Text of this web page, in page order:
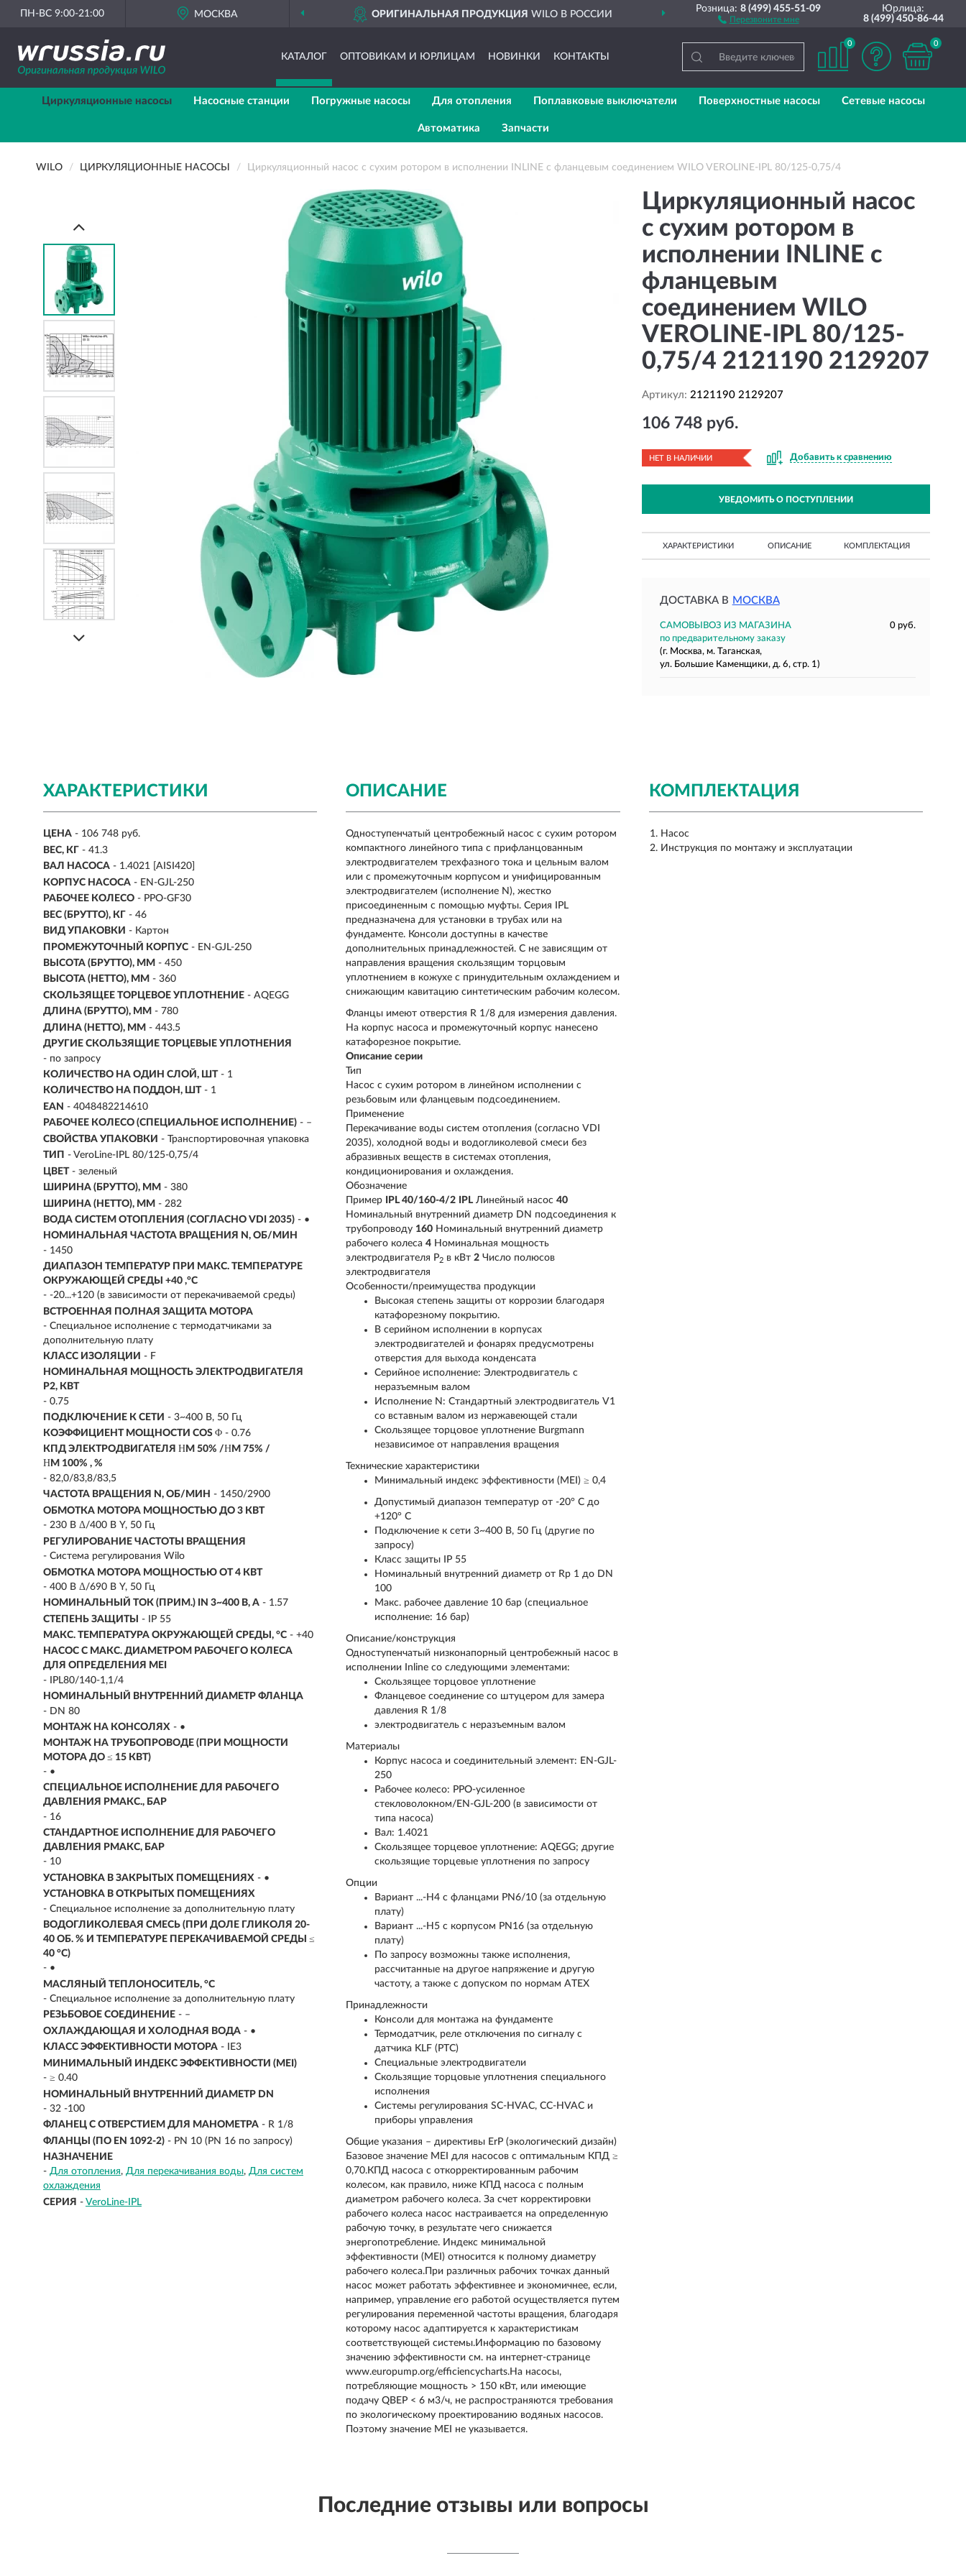
ПН-ВС 9:00-21:00 МОСКВА ОРИГИНАЛЬНАЯ ПРОДУКЦИЯWILO В РОССИИ ДОСТАВИМПО ВСЕЙ РОССИИ
Розница:8 (499) 455-51-09
Перезвоните мне
Юрлица:
8 (499) 450-86-44
КАТАЛОГ ОПТОВИКАМ И ЮРЛИЦАМ НОВИНКИ КОНТАКТЫ
0 0
Циркуляционные насосы Насосные станции Погружные насосы Для отопления Поплавковые выключатели Поверхностные насосы Сетевые насосы
Автоматика Запчасти
WILO ЦИРКУЛЯЦИОННЫЕ НАСОСЫ Циркуляционный насос с сухим ротором в исполнении INLINE с фланцевым соединением WILO VEROLINE-IPL 80/125-0,75/4
Циркуляционный насос
с сухим ротором в
исполнении INLINE с
фланцевым
соединением WILO
VEROLINE-IPL 80/125-
0,75/4 2121190 2129207
Артикул: 2121190 2129207
106 748 руб.
НЕТ В НАЛИЧИИ Добавить к сравнению
УВЕДОМИТЬ О ПОСТУПЛЕНИИ
ХАРАКТЕРИСТИКИ ОПИСАНИЕ КОМПЛЕКТАЦИЯ
ДОСТАВКА В МОСКВА
САМОВЫВОЗ ИЗ МАГАЗИНА
0 руб.
по предварительному заказу
(г. Москва, м. Таганская,
ул. Большие Каменщики, д. 6, стр. 1)
ХАРАКТЕРИСТИКИ
ЦЕНА - 106 748 руб.
ВЕС, КГ - 41.3
ВАЛ НАСОСА - 1.4021 [AISI420]
КОРПУС НАСОСА - EN-GJL-250
РАБОЧЕЕ КОЛЕСО - PPO-GF30
ВЕС (БРУТТО), КГ - 46
ВИД УПАКОВКИ - Картон
ПРОМЕЖУТОЧНЫЙ КОРПУС - EN-GJL-250
ВЫСОТА (БРУТТО), ММ - 450
ВЫСОТА (НЕТТО), ММ - 360
СКОЛЬЗЯЩЕЕ ТОРЦЕВОЕ УПЛОТНЕНИЕ - AQEGG
ДЛИНА (БРУТТО), ММ - 780
ДЛИНА (НЕТТО), ММ - 443.5
ДРУГИЕ СКОЛЬЗЯЩИЕ ТОРЦЕВЫЕ УПЛОТНЕНИЯ
- по запросу
КОЛИЧЕСТВО НА ОДИН СЛОЙ, ШТ - 1
КОЛИЧЕСТВО НА ПОДДОН, ШТ - 1
EAN - 4048482214610
РАБОЧЕЕ КОЛЕСО (СПЕЦИАЛЬНОЕ ИСПОЛНЕНИЕ) - –
СВОЙСТВА УПАКОВКИ - Транспортировочная упаковка
ТИП - VeroLine-IPL 80/125-0,75/4
ЦВЕТ - зеленый
ШИРИНА (БРУТТО), ММ - 380
ШИРИНА (НЕТТО), ММ - 282
ВОДА СИСТЕМ ОТОПЛЕНИЯ (СОГЛАСНО VDI 2035) - •
НОМИНАЛЬНАЯ ЧАСТОТА ВРАЩЕНИЯ N, ОБ/МИН
- 1450
ДИАПАЗОН ТЕМПЕРАТУР ПРИ МАКС. ТЕМПЕРАТУРЕ
ОКРУЖАЮЩЕЙ СРЕДЫ +40 ,°C
- -20...+120 (в зависимости от перекачиваемой среды)
ВСТРОЕННАЯ ПОЛНАЯ ЗАЩИТА МОТОРА
- Специальное исполнение с термодатчиками за
дополнительную плату
КЛАСС ИЗОЛЯЦИИ - F
НОМИНАЛЬНАЯ МОЩНОСТЬ ЭЛЕКТРОДВИГАТЕЛЯ
P2, КВТ
- 0.75
ПОДКЛЮЧЕНИЕ К СЕТИ - 3~400 В, 50 Гц
КОЭФФИЦИЕНТ МОЩНОСТИ COS Φ - 0.76
КПД ЭЛЕКТРОДВИГАТЕЛЯ ΗM 50% /ΗM 75% /
ΗM 100% , %
- 82,0/83,8/83,5
ЧАСТОТА ВРАЩЕНИЯ N, ОБ/МИН - 1450/2900
ОБМОТКА МОТОРА МОЩНОСТЬЮ ДО 3 КВТ
- 230 В Δ/400 В Y, 50 Гц
РЕГУЛИРОВАНИЕ ЧАСТОТЫ ВРАЩЕНИЯ
- Система регулирования Wilo
ОБМОТКА МОТОРА МОЩНОСТЬЮ ОТ 4 КВТ
- 400 В Δ/690 В Y, 50 Гц
НОМИНАЛЬНЫЙ ТОК (ПРИМ.) IN 3~400 В, А - 1.57
СТЕПЕНЬ ЗАЩИТЫ
- IP 55
МАКС. ТЕМПЕРАТУРА ОКРУЖАЮЩЕЙ СРЕДЫ, °C - +40
НАСОС С МАКС. ДИАМЕТРОМ РАБОЧЕГО КОЛЕСА
ДЛЯ ОПРЕДЕЛЕНИЯ MEI
- IPL80/140-1,1/4
НОМИНАЛЬНЫЙ ВНУТРЕННИЙ ДИАМЕТР ФЛАНЦА
- DN 80
МОНТАЖ НА КОНСОЛЯХ - •
МОНТАЖ НА ТРУБОПРОВОДЕ (ПРИ МОЩНОСТИ
МОТОРА ДО ≤ 15 КВТ)
- •
СПЕЦИАЛЬНОЕ ИСПОЛНЕНИЕ ДЛЯ РАБОЧЕГО
ДАВЛЕНИЯ PМАКС., БАР
- 16
СТАНДАРТНОЕ ИСПОЛНЕНИЕ ДЛЯ РАБОЧЕГО
ДАВЛЕНИЯ PМАКС, БАР
- 10
УСТАНОВКА В ЗАКРЫТЫХ ПОМЕЩЕНИЯХ - •
УСТАНОВКА В ОТКРЫТЫХ ПОМЕЩЕНИЯХ
- Специальное исполнение за дополнительную плату
ВОДОГЛИКОЛЕВАЯ СМЕСЬ (ПРИ ДОЛЕ ГЛИКОЛЯ 20-
40 ОБ. % И ТЕМПЕРАТУРЕ ПЕРЕКАЧИВАЕМОЙ СРЕДЫ ≤
40 °C)
- •
МАСЛЯНЫЙ ТЕПЛОНОСИТЕЛЬ, °C
- Специальное исполнение за дополнительную плату
РЕЗЬБОВОЕ СОЕДИНЕНИЕ - –
ОХЛАЖДАЮЩАЯ И ХОЛОДНАЯ ВОДА - •
КЛАСС ЭФФЕКТИВНОСТИ МОТОРА - IE3
МИНИМАЛЬНЫЙ ИНДЕКС ЭФФЕКТИВНОСТИ (MEI)
- ≥ 0.40
НОМИНАЛЬНЫЙ ВНУТРЕННИЙ ДИАМЕТР DN
- 32 -100
ФЛАНЕЦ С ОТВЕРСТИЕМ ДЛЯ МАНОМЕТРА - R 1/8
ФЛАНЦЫ (ПО EN 1092-2) - PN 10 (PN 16 по запросу)
НАЗНАЧЕНИЕ
- Для отопления Для перекачивания воды Для систем
охлаждения
СЕРИЯ - VeroLine-IPL
КОМПЛЕКТАЦИЯ
Насос
Инструкция по монтажу и эксплуатации
ОПИСАНИЕ
Одноступенчатый центробежный насос с сухим ротором
компактного линейного типа с прифланцованным
электродвигателем трехфазного тока и цельным валом
или с промежуточным корпусом и унифицированным
электродвигателем (исполнение N), жестко
присоединенным с помощью муфты. Серия IPL
предназначена для установки в трубах или на
фундаменте. Консоли доступны в качестве
дополнительных принадлежностей. С не зависящим от
направления вращения скользящим торцовым
уплотнением в кожухе с принудительным охлаждением и
снижающим кавитацию синтетическим рабочим колесом.
Фланцы имеют отверстия R 1/8 для измерения давления.
На корпус насоса и промежуточный корпус нанесено
катафорезное покрытие.
Описание серии
Тип
Насос с сухим ротором в линейном исполнении с
резьбовым или фланцевым подсоединением.
Применение
Перекачивание воды систем отопления (согласно VDI
2035), холодной воды и водогликолевой смеси без
абразивных веществ в системах отопления,
кондиционирования и охлаждения.
Обозначение
Пример
IPL 40/160-4/2 IPL Линейный насос40
Номинальный внутренний диаметр DN подсоединения к
трубопроводу 160 Номинальный внутренний диаметр
рабочего колеса4 Номинальная мощность
электродвигателя P2 в кВт2 Число полюсов
электродвигателя
Особенности/преимущества продукции
Высокая степень защиты от коррозии благодаря
катафорезному покрытию.
В серийном исполнении в корпусах
электродвигателей и фонарях предусмотрены
отверстия для выхода конденсата
Серийное исполнение: Электродвигатель с
неразъемным валом
Исполнение N: Стандартный электродвигатель V1
со вставным валом из нержавеющей стали
Скользящее торцовое уплотнение Burgmann
независимое от направления вращения
Технические характеристики
Минимальный индекс эффективности (MEI) ≥ 0,4
Допустимый диапазон температур от -20° C до
+120° C
Подключение к сети 3~400 В, 50 Гц (другие по
запросу)
Класс защиты IP 55
Номинальный внутренний диаметр от Rp 1 до DN
100
Макс. рабочее давление 10 бар (специальное
исполнение: 16 бар)
Описание/конструкция
Одноступенчатый низконапорный центробежный насос в
исполнении Inline со следующими элементами:
Скользящее торцовое уплотнение
Фланцевое соединение со штуцером для замера
давления R 1/8
электродвигатель с неразъемным валом
Материалы
Корпус насоса и соединительный элемент: EN-GJL-
250
Рабочее колесо: PPO-усиленное
стекловолокном/EN-GJL-200 (в зависимости от
типа насоса)
Вал: 1.4021
Скользящее торцевое уплотнение: AQEGG; другие
скользящие торцевые уплотнения по запросу
Опции
Вариант ...-H4 с фланцами PN6/10 (за отдельную
плату)
Вариант ...-H5 с корпусом PN16 (за отдельную
плату)
По запросу возможны также исполнения,
рассчитанные на другое напряжение и другую
частоту, а также с допуском по нормам ATEX
Принадлежности
Консоли для монтажа на фундаменте
Термодатчик, реле отключения по сигналу с
датчика KLF (PTC)
Специальные электродвигатели
Скользящие торцовые уплотнения специального
исполнения
Системы регулирования SC-HVAC, CC-HVAC и
приборы управления
Общие указания – директивы ErP (экологический дизайн)
Базовое значение MEI для насосов с оптимальным КПД ≥
0,70.КПД насоса с откорректированным рабочим
колесом, как правило, ниже КПД насоса с полным
диаметром рабочего колеса. За счет корректировки
рабочего колеса насос настраивается на определенную
рабочую точку, в результате чего снижается
энергопотребление. Индекс минимальной
эффективности (MEI) относится к полному диаметру
рабочего колеса.При различных рабочих точках данный
насос может работать эффективнее и экономичнее, если,
например, управление его работой осуществляется путем
регулирования переменной частоты вращения, благодаря
которому насос адаптируется к характеристикам
соответствующей системы.Информацию по базовому
значению эффективности см. на интернет-странице
www.europump.org/efficiencycharts.На насосы,
потребляющие мощность > 150 кВт, или имеющие
подачу QBEP < 6 м3/ч, не распространяются требования
по экологическому проектированию водяных насосов.
Поэтому значение MEI не указывается.
Последние отзывы или вопросы